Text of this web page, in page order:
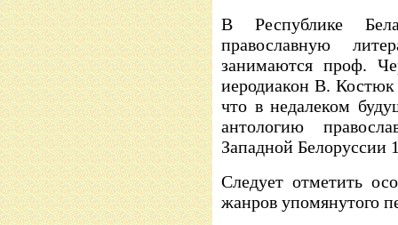
В Республике
православную
занимаются проф.
иеродиакон В.
что в недалеком
антологию
Западной Белоруссии
Следует отметить
жанров упомянутого